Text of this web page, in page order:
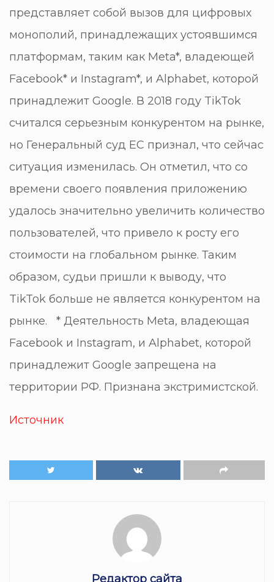
представляет собой вызов для цифровых
монополий, принадлежащих устоявшимся
платформам, таким как Meta*, владеющей
Facebook* и Instagram*, и Alphabet, которой
принадлежит Google. В 2018 году TikTok
считался серьезным конкурентом на рынке,
но Генеральный суд ЕС признал, что сейчас
ситуация изменилась. Он отметил, что со
времени своего появления приложению
удалось значительно увеличить количество
пользователей, что привело к росту его
стоимости на глобальном рынке. Таким
образом, судьи пришли к выводу, что
TikTok больше не является конкурентом на
рынке. * Деятельность Meta, владеющая
Facebook и Instagram, и Alphabet, которой
принадлежит Google запрещена на
территории РФ. Признана экстримистской.
Источник
Редактор сайта